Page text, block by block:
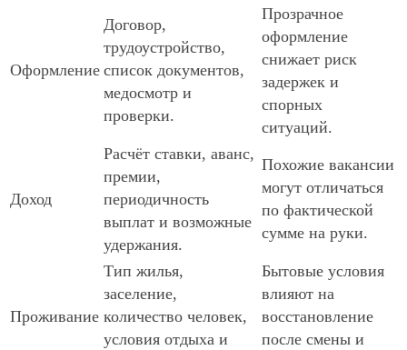
Оформление
Договор,
трудоустройство,
список документов,
медосмотр и
проверки.
Прозрачное
оформление
снижает риск
задержек и
спорных
ситуаций.
Доход
Расчёт ставки, аванс,
премии,
периодичность
выплат и возможные
удержания.
Похожие вакансии
могут отличаться
по фактической
сумме на руки.
Проживание
Тип жилья,
заселение,
количество человек,
условия отдыха и
Бытовые условия
влияют на
восстановление
после смены и